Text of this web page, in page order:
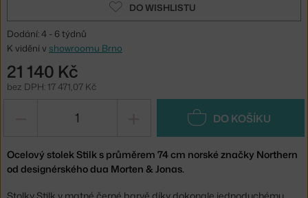
DO WISHLISTU
Dodání: 4 - 6 týdnů
K vidění v showroomu Brno
21 140 Kč
bez DPH: 17 471,07 Kč
DO KOŠÍKU
Ocelový stolek Stilk s průměrem 74 cm norské značky Northern
od designérského dua Morten & Jonas.